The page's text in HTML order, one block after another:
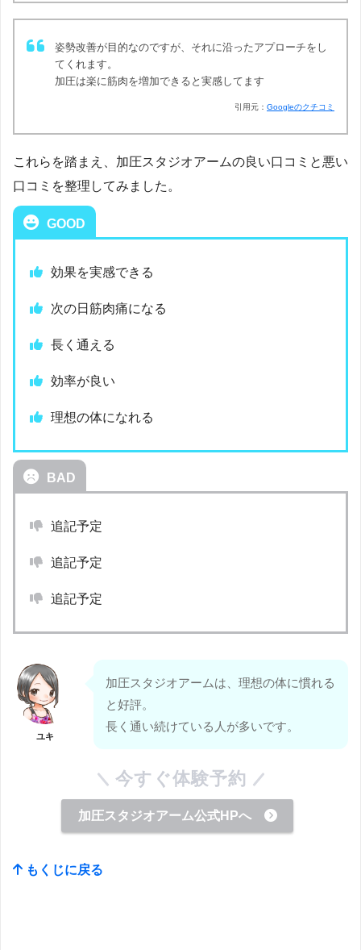
姿勢改善が目的なのですが、それに沿ったアプローチをし
てくれます。
加圧は楽に筋肉を増加できると実感してます
引用元： Googleのクチコミ
これらを踏まえ、加圧スタジオアームの良い口コミと悪い
口コミを整理してみました。
GOOD
効果を実感できる
次の日筋肉痛になる
長く通える
効率が良い
理想の体になれる
BAD
追記予定
追記予定
追記予定
ユキ
加圧スタジオアームは、理想の体に慣れる
と好評。
長く通い続けている人が多いです。
今すぐ体験予約
加圧スタジオアーム公式HPへ
もくじに戻る